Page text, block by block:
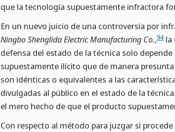
que la tecnología supuestamente infractora
En un nuevo juicio de una controversia por
Ningbo Shenglida Electric Manufacturing Co.,94 la
defensa del estado de la técnica solo
supuestamente ilícito que de manera
son idénticas o equivalentes a las
divulgadas al público en el estado de la
el mero hecho de que el producto
Con respecto al método para juzgar si